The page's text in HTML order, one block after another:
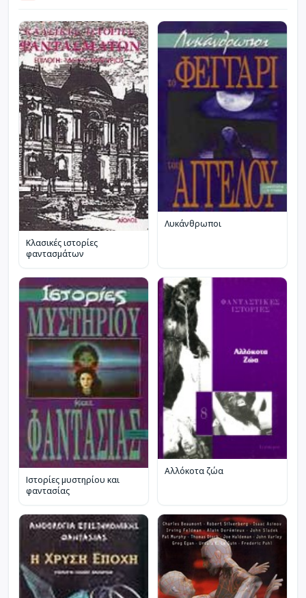
Κλασικές ιστορίες
φαντασμάτων
Λυκάνθρωποι
Ιστορίες μυστηρίου και
φαντασίας
Αλλόκοτα ζώα